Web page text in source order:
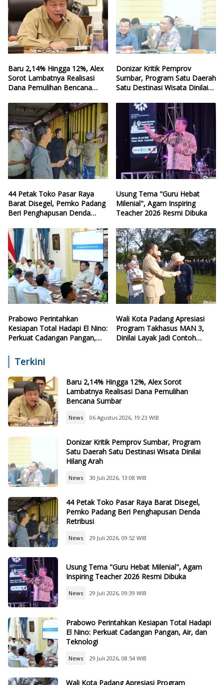
Baru 2,14% Hingga 12%, Alex
Sorot Lambatnya Realisasi
Dana Pemulihan Bencana
Donizar Kritik Pemprov
Sumbar, Program Satu Daerah
Satu Destinasi Wisata Dinilai
44 Petak Toko Pasar Raya
Barat Disegel, Pemko Padang
Beri Penghapusan Denda
Usung Tema "Guru Hebat
Milenial", Agam Inspiring
Teacher 2026 Resmi Dibuka
Prabowo Perintahkan
Kesiapan Total Hadapi El Nino:
Perkuat Cadangan Pangan,
Wali Kota Padang Apresiasi
Program Takhasus MAN 3,
Dinilai Layak Jadi Contoh
Terkini
Baru 2,14% Hingga 12%, Alex Sorot
Lambatnya Realisasi Dana Pemulihan
Bencana Sumbar
News 06 Agustus 2026, 19:23 WIB
Donizar Kritik Pemprov Sumbar, Program
Satu Daerah Satu Destinasi Wisata Dinilai
Hilang Arah
News 30 Juli 2026, 13:08 WIB
44 Petak Toko Pasar Raya Barat Disegel,
Pemko Padang Beri Penghapusan Denda
Retribusi
News 29 Juli 2026, 09:52 WIB
Usung Tema "Guru Hebat Milenial", Agam
Inspiring Teacher 2026 Resmi Dibuka
News 29 Juli 2026, 09:39 WIB
Prabowo Perintahkan Kesiapan Total Hadapi
El Nino: Perkuat Cadangan Pangan, Air, dan
Teknologi
News 29 Juli 2026, 08:54 WIB
Wali Kota Padang Apresiasi Program